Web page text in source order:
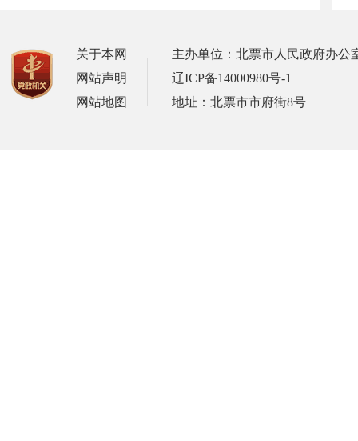
关于本网
网站声明
网站地图
主办单位：北票市人民政府办公
辽ICP备14000980号-1
地址：北票市市府街8号